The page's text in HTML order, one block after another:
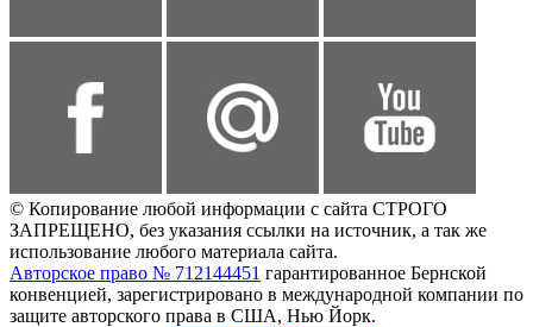
© Копирование любой информации с сайта СТРОГО
ЗАПРЕЩЕНО, без указания ссылки на источник, а так же
использование любого материала сайта.
Авторское право № 712144451 гарантированное Бернской
конвенцией, зарегистрировано в международной компании по
защите авторского права в США, Нью Йорк.